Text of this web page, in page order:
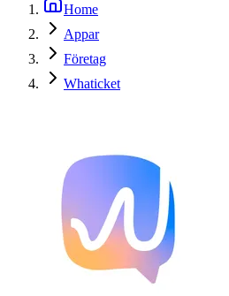
Home
Appar
Företag
Whaticket